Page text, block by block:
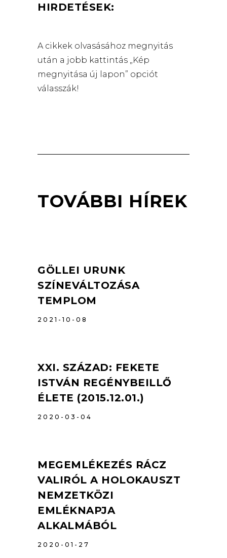
HIRDETÉSEK:
A cikkek olvasásához megnyitás
után a jobb kattintás „Kép
megnyitása új lapon” opciót
válasszák!
TOVÁBBI HÍREK
GÖLLEI URUNK
SZÍNEVÁLTOZÁSA
TEMPLOM
2021-10-08
XXI. SZÁZAD: FEKETE
ISTVÁN REGÉNYBEILLŐ
ÉLETE (2015.12.01.)
2020-03-04
MEGEMLÉKEZÉS RÁCZ
VALIRÓL A HOLOKAUSZT
NEMZETKÖZI
EMLÉKNAPJA
ALKALMÁBÓL
2020-01-27